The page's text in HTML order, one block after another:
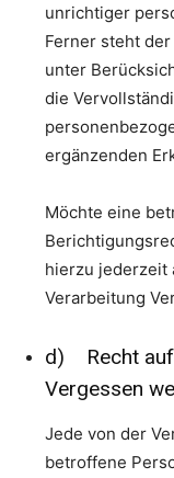
unrichtiger
Ferner steht
unter
die
ergänzenden
Möchte eine
hierzu jederzeit
Verarbeitung
d) Recht auf
Vergessen
Jede von der
betroffene